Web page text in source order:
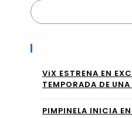
202
6 A
Tra
ViX ESTRENA EN
TEMPORADA DE
PIMPINELA INICIA